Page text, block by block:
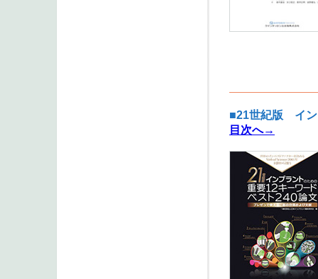
■21世紀版 イン
目次へ→